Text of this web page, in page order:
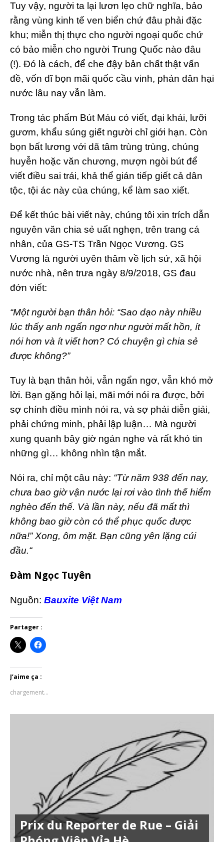
Tuy vậy, người ta lại lươn lẹo chữ nghĩa, bảo
rằng vùng kinh tế ven biển chứ đâu phải đặc
khu; miễn thị thực cho người ngoại quốc chứ
có bảo miễn cho người Trung Quốc nào đâu
(!). Đó là cách, để che đậy bản chất thật vấn
đề, vốn dĩ bọn mãi quốc cầu vinh, phản dân hại
nước lâu nay vẫn làm.
Trong tác phẩm Bút Máu có viết, đại khái, lưỡi
gươm, khẩu súng giết người chỉ giới hạn. Còn
bọn bất lương với dã tâm trùng trùng, chúng
huyễn hoặc văn chương, mượn ngòi bút để
viết điều sai trái, khả thể gián tiếp giết cả dân
tộc, tội ác này của chúng, kể làm sao xiết.
Để kết thúc bài viết này, chúng tôi xin trích dẫn
nguyên văn chia sẻ uất nghẹn, trên trang cá
nhân, của GS-TS Trần Ngọc Vương. GS
Vương là người uyên thâm về lịch sử, xã hội
nước nhà, nên trưa ngày 8/9/2018, GS đau
đớn viết:
“Một người bạn thân hỏi: “Sao dạo này nhiều
lúc thấy anh ngẩn ngơ như người mất hồn, ít
nói hơn và ít viết hơn? Có chuyện gì chia sẻ
được không?”
Tuy là bạn thân hỏi, vẫn ngẩn ngơ, vẫn khó mở
lời. Bạn gặng hỏi lại, mãi mới nói ra được, bởi
sợ chính điều mình nói ra, và sợ phải diễn giải,
phải chứng minh, phải lập luận… Mà người
xung quanh bây giờ ngán nghe và rất khó tin
những gì… không nhìn tận mắt.
Nói ra, chỉ một câu này: “Từ năm 938 đến nay,
chưa bao giờ vận nước lại rơi vào tình thế hiểm
nghèo đến thế. Và lần này, nếu đã mất thì
không bao giờ còn có thể phục quốc được
nữa!” Xong, ôm mặt. Bạn cũng yên lặng cúi
đầu.“
Đàm Ngọc Tuyên
Nguồn: Bauxite Việt Nam
Partager :
J’aime ça :
chargement…
Prix du Reporter de Rue – Giải